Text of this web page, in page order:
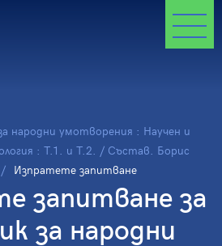
народни умотворения : Научен и
: Т.1. и Т.2. / Състав. Борис
Изпратете запитване
запитване за
за народни